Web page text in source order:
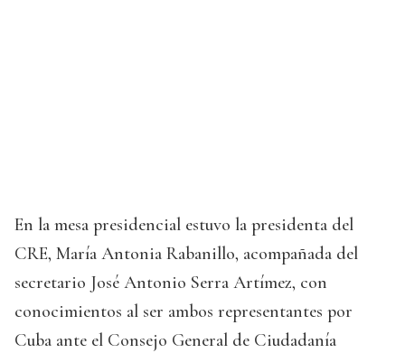
En la mesa presidencial estuvo la presidenta del
CRE, María Antonia Rabanillo, acompañada del
secretario José Antonio Serra Artímez, con
conocimientos al ser ambos representantes por
Cuba ante el Consejo General de Ciudadanía